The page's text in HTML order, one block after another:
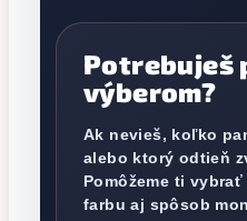
Potrebuješ
výberom?
Ak nevieš, koľko
alebo ktorý odtieň
Pomôžeme ti
farbu aj spôsob